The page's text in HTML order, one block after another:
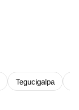
Tegucigalpa